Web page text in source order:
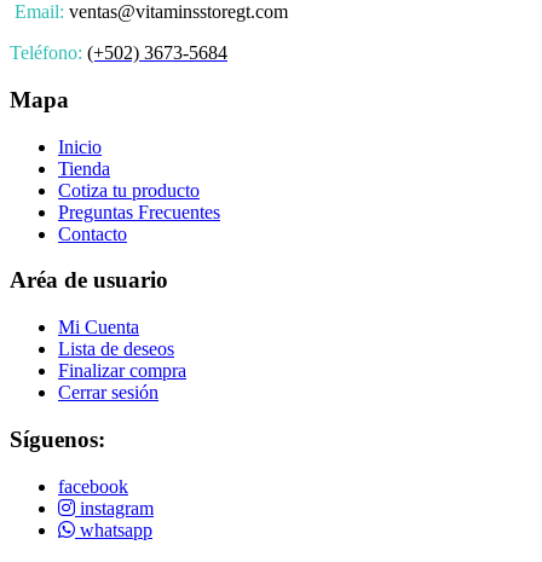
Email: ventas@vitaminsstoregt.com
Teléfono: (+502) 3673-5684
Mapa
Inicio
Tienda
Cotiza tu producto
Preguntas Frecuentes
Contacto
Aréa de usuario
Mi Cuenta
Lista de deseos
Finalizar compra
Cerrar sesión
Síguenos:
facebook
instagram
whatsapp